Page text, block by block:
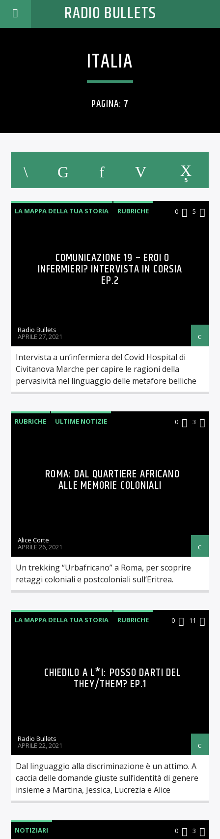
RADIO BULLETS
ITALIA
PAGINA: 7
5
LA MAPPA DELLA TUA STORIA RUBRICHE 0 5
COMUNICAZIONE 19 – EROI O
INFERMIERI? INTERVISTA IN CORSIA
EP.2
Radio Bullets
APRILE 27, 2021
Intervista a un’infermiera del Covid Hospital di
Civitanova Marche per capire le ragioni della
pervasività nel linguaggio delle metafore belliche
RUBRICHE ULTIME NOTIZIE 0 3
ROMA: DAL QUARTIERE AFRICANO
ALLE MEMORIE COLONIALI
Alice Corte
APRILE 26, 2021
Un trekking “Urbafricano” a Roma, per scoprire
retaggi coloniali e postcoloniali sull’Eritrea.
LA MAPPA DELLA TUA STORIA RUBRICHE 0 11
CHIEDILO A L*I: POSSO DARTI DEL
THEY/THEM? EP.1
Radio Bullets
APRILE 22, 2021
Dal linguaggio alla discriminazione è un attimo. A
caccia delle domande giuste sull’identità di genere
insieme a Martina, Jessica, Lucrezia e Alice
NOTIZIARI 0 3